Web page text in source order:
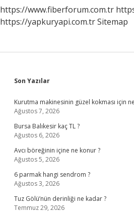
https://www.fiberforum.com.tr
https://yapkuryapi.com.trSitemap
Sidebar
Son Yazılar
Kurutma makinesinin güzel kokması için
Ağustos 7, 2026
Bursa Balıkesir kaç TL ?
Ağustos 6, 2026
Avcı böreğinin içine ne konur ?
Ağustos 5, 2026
6 parmak hangi sendrom ?
Ağustos 3, 2026
Tuz Gölü’nün derinliği ne kadar ?
Temmuz 29, 2026